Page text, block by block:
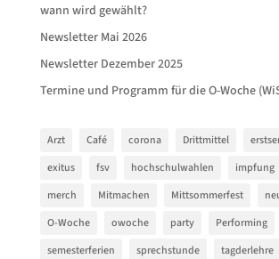
wann wird gewählt?
Newsletter Mai 2026
Newsletter Dezember 2025
Termine und Programm für die O-Woche
Arzt Café corona Drittmittel
exitus
fsv hochschulwahlen impfung
merch
Mitmachen Mittsommerfest
O-Woche
owoche party Performing
semesterferien
sprechstunde tagderlehre